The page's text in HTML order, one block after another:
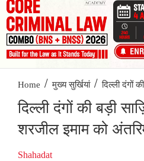
Home / मुख्य सुर्खियां / दिल्ली दंगों
दिल्ली दंगों की बड़ी
शरजील इमाम को
Shahadat